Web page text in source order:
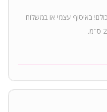
באיסוף עצמי או במשלוח